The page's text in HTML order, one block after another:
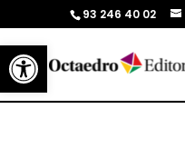
Abrir barra de herramientas
93 246 40 02